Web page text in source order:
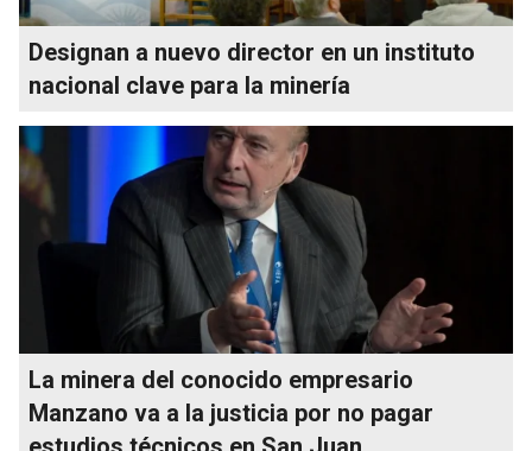
Designan a nuevo director en un instituto
nacional clave para la minería
La minera del conocido empresario
Manzano va a la justicia por no pagar